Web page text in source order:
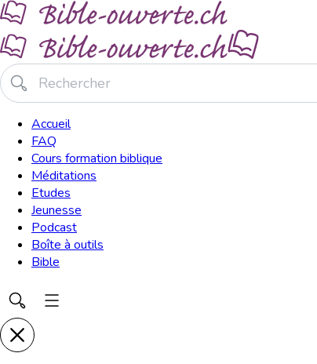
Accueil
FAQ
Cours formation biblique
Méditations
Etudes
Jeunesse
Podcast
Boîte à outils
Bible